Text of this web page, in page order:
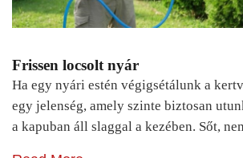
Frissen locsolt nyár
Ha egy nyári estén végigsétálunk a
egy jelenség, amely szinte biztosan
a kapuban áll slaggal a kezében. Sőt,